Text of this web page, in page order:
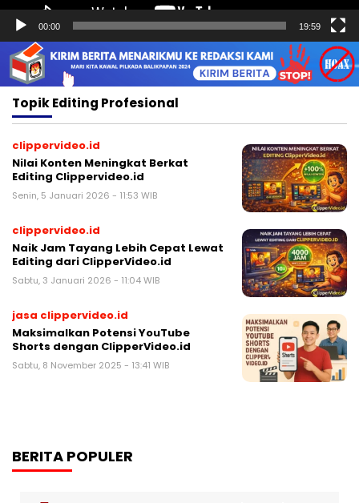
00:00 19:59
TopikEditing Profesional
clippervideo.id
Nilai Konten Meningkat Berkat
Editing Clippervideo.id
Senin, 5 Januari 2026 - 11:53 WIB
clippervideo.id
Naik Jam Tayang Lebih Cepat Lewat
Editing dari ClipperVideo.id
Sabtu, 3 Januari 2026 - 11:04 WIB
jasa clippervideo.id
Maksimalkan Potensi YouTube
Shorts dengan ClipperVideo.id
Sabtu, 8 November 2025 - 13:41 WIB
BERITA POPULER